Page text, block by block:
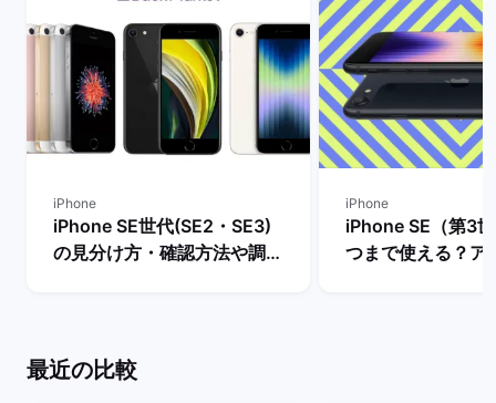
iPhone
iPhone SE世代(SE2・SE3)
の見分け方・確認方法や調べ
iPhone
iPhone SE（第3
つまで使える？ア
最近の比較